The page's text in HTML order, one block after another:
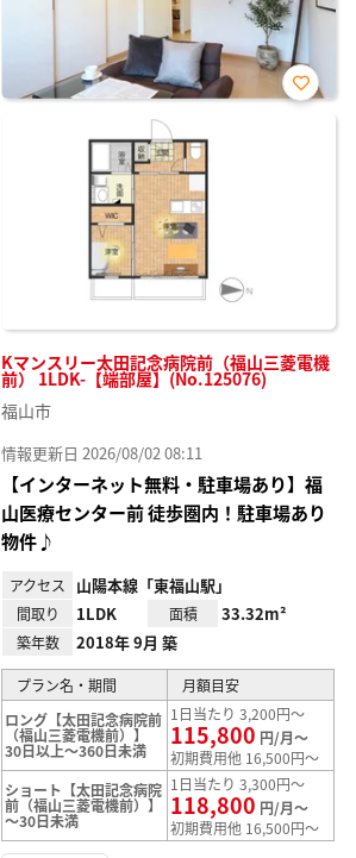
Kマンスリー太田記念病院前（福山三菱電機
前） 1LDK-【端部屋】(No.125076)
お気
福山市
情報更新日 2026/08/02 08:11
【インターネット無料・駐車場あり】福
山医療センター前 徒歩圏内！駐車場あり
物件♪
アクセス 山陽本線「東福山駅」
間取り 1LDK 面積 33.32m²
築年数 2018年 9月 築
プラン名・期間
月額目安
ロング【太田記念病院前
（福山三菱電機前）】
30日以上～360日未満
1日当たり 3,200円～
115,800 円/月～
初期費用他 16,500円～
ショート【太田記念病院
前（福山三菱電機前）】
～30日未満
1日当たり 3,300円～
118,800 円/月～
初期費用他 16,500円～